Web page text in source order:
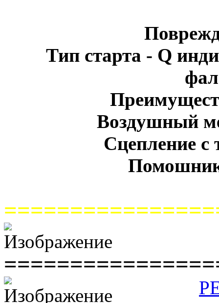
Тип старта - Q
Воздушный
Сцепление с